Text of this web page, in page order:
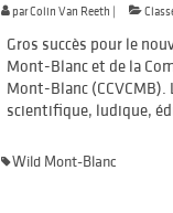
parColin Van Reeth |
Gros succès pour le
Mont-Blanc et de la
Mont-Blanc
scientifique, ludique,
Wild Mont-Blanc